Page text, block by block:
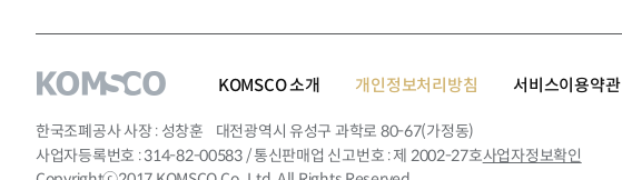
KOMSCO 소개 개인정보처리방침 서비스이용약관
한국조폐공사 사장 성창훈
대전광역시 유성구 과학로 80-67(가정동)
사업자등록번호 314-82-00583 / 통신판매업 신고번호 제 2002-27호사업자정보확인